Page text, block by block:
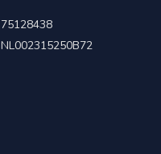
75128438
NL002315250B72